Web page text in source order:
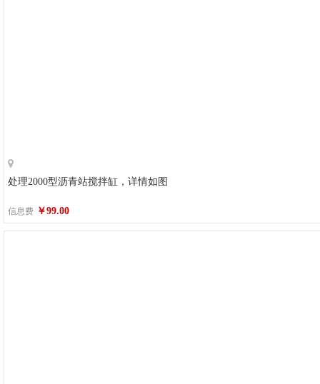
处理2000型沥青站搅拌缸，详情如图
信息费 ￥99.00